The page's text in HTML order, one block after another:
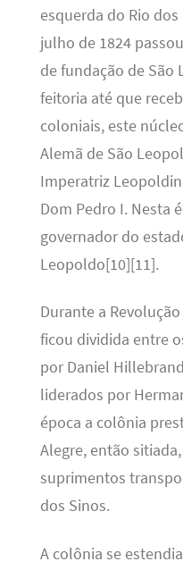
esquerda do Rio
julho de 1824
de fundação de São
feitoria até que
coloniais, este
Alemã de São
Imperatriz
Dom Pedro I. Nesta
governador do
Leopoldo[10][11].
Durante a
ficou dividida entre
por Daniel
liderados por
época a colônia
Alegre, então
suprimentos
dos Sinos.
A colônia se